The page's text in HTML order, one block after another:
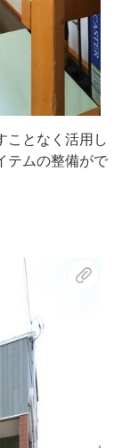
ことなく活用し
テムの整備がで